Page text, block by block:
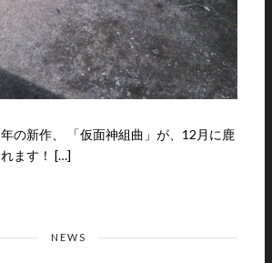
の新作、 「仮面神組曲」が、12月に鹿
ます！ […]
NEWS